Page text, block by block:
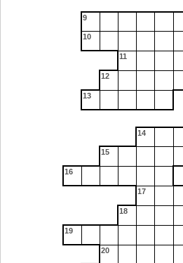
9
10
11
12
13
14
15
16
17
18
19
20